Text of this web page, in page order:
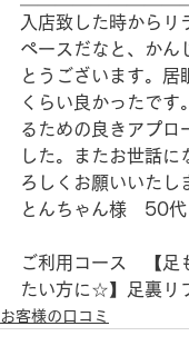
入店致した時からリ
ペースだなと、かん
とうございます。居
くらい良かったです
るための良きアプロ
した。またお世話に
ろしくお願いいたし
とんちゃん様　50
ご利用コース　【足
たい方に☆】足裏リ
お客様の口コミ